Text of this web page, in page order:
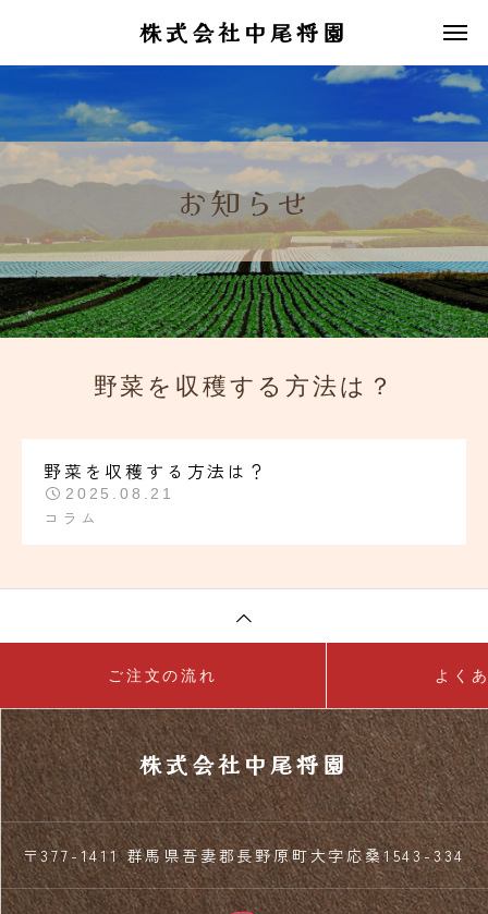
株式会社中尾将園
お知らせ
野菜を収穫する方法は？
野菜を収穫する方法は？
2025.08.21
コラム
ご注文の流れ よく
株式会社中尾将園
〒377-1411 群馬県吾妻郡長野原町大字応桑1543-334